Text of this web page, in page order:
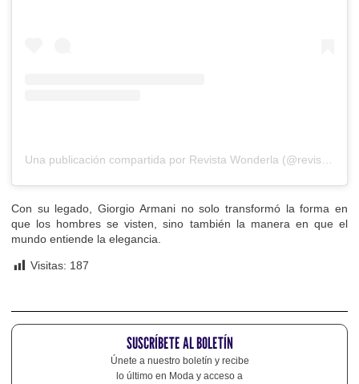
Con su legado, Giorgio Armani no solo transformó la forma en
que los hombres se visten, sino también la manera en que el
mundo entiende la elegancia.
Visitas: 187
SUSCRÍBETE AL BOLETÍN
Únete a nuestro boletín y recibe
lo último en Moda y acceso a